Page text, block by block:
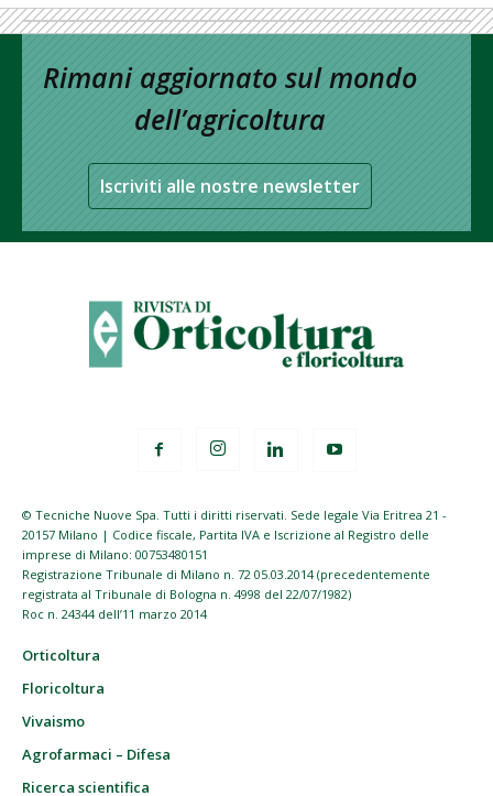
Rimani aggiornato sul mondo
dell’agricoltura
Iscriviti alle nostre newsletter
© Tecniche Nuove Spa. Tutti i diritti riservati. Sede legale Via Eritrea 21 -
20157 Milano | Codice fiscale, Partita IVA e Iscrizione al Registro delle
imprese di Milano: 00753480151
Registrazione Tribunale di Milano n. 72 05.03.2014 (precedentemente
registrata al Tribunale di Bologna n. 4998 del 22/07/1982)
Roc n. 24344 dell’11 marzo 2014
Orticoltura
Floricoltura
Vivaismo
Agrofarmaci – Difesa
Ricerca scientifica